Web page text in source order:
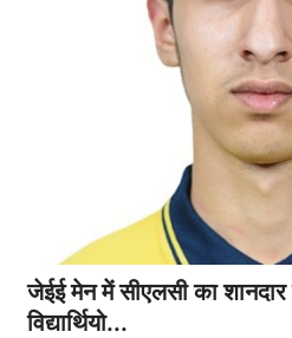
जेईई मेन में सीएलसी का
विद्यार्थियो...